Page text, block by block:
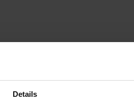
Details